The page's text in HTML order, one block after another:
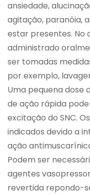
ansiedade,
agitação, paranóia,
estar presentes. No
administrado
ser tomadas
por exemplo,
Uma pequena dose
de ação rápida
excitação do SNC.
indicados devido a
ação
Podem ser
agentes
revertida repondo-